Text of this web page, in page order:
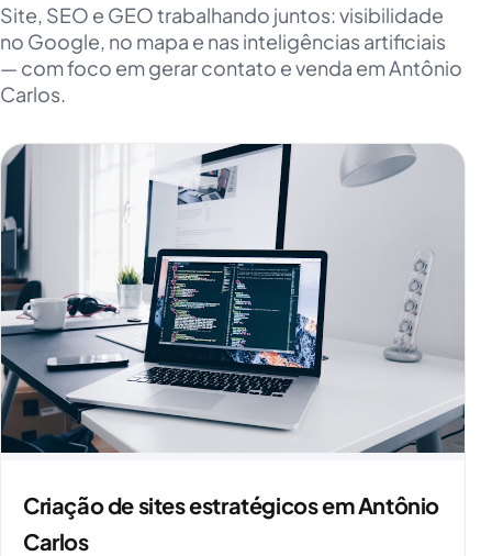
Site, SEO e GEO trabalhando juntos: visibilidade
no Google, no mapa e nas inteligências artificiais
— com foco em gerar contato e venda em Antônio
Carlos.
Criação de sites estratégicos em Antônio
Carlos